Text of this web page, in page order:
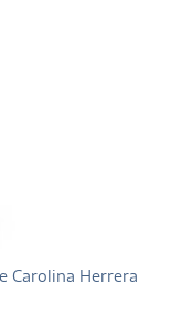
Carolina Herrera